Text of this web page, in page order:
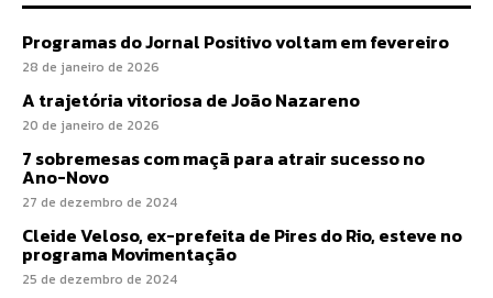
Programas do Jornal Positivo voltam em fevereiro
28 de janeiro de 2026
A trajetória vitoriosa de João Nazareno
20 de janeiro de 2026
7 sobremesas com maçã para atrair sucesso no
Ano-Novo
27 de dezembro de 2024
Cleide Veloso, ex-prefeita de Pires do Rio, esteve no
programa Movimentação
25 de dezembro de 2024